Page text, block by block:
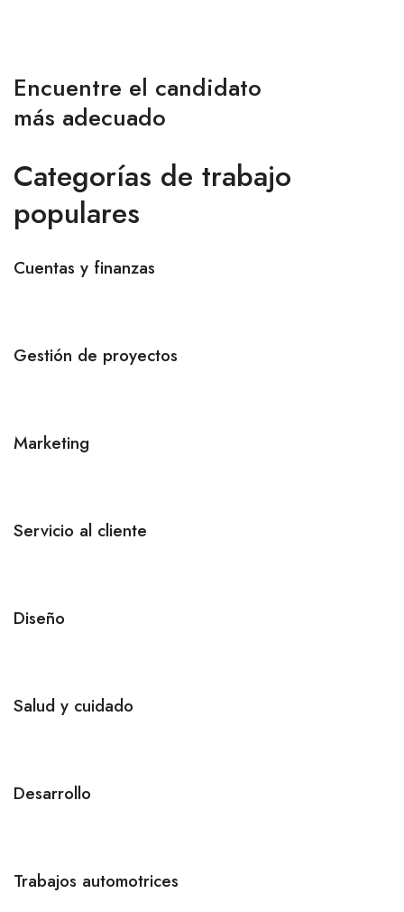
Encuentre el candidato
más adecuado
Categorías de trabajo
populares
Cuentas y finanzas
Gestión de proyectos
Marketing
Servicio al cliente
Diseño
Salud y cuidado
Desarrollo
Trabajos automotrices